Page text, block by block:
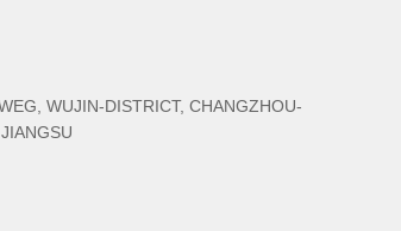
WUJIN-DISTRICT, CHANGZHOU-